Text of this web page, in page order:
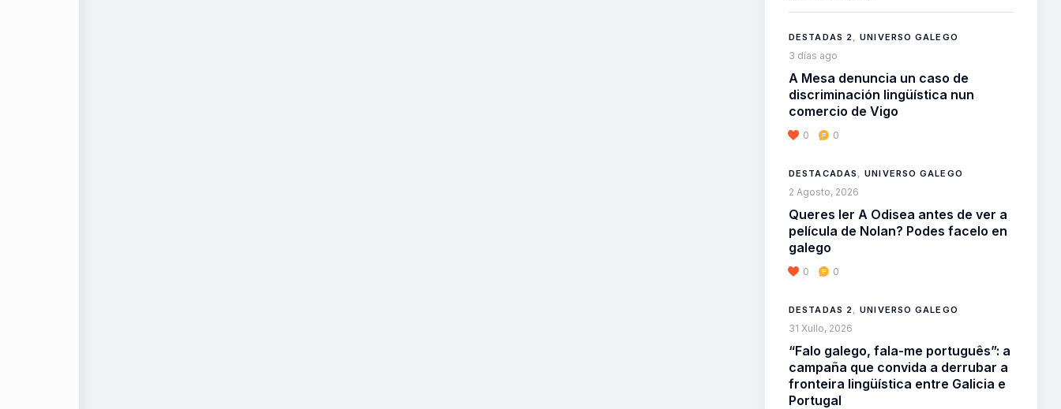
DESTADAS 2 ,UNIVERSO GALEGO
3 días ago
A Mesa denuncia un caso de
discriminación lingüística nun
comercio de Vigo
0 0
DESTACADAS ,UNIVERSO GALEGO
2 Agosto, 2026
Queres ler A Odisea antes de ver a
película de Nolan? Podes facelo en
galego
0 0
DESTADAS 2 ,UNIVERSO GALEGO
31 Xullo, 2026
“Falo galego, fala-me português”: a
campaña que convida a derrubar a
fronteira lingüística entre Galicia e
Portugal